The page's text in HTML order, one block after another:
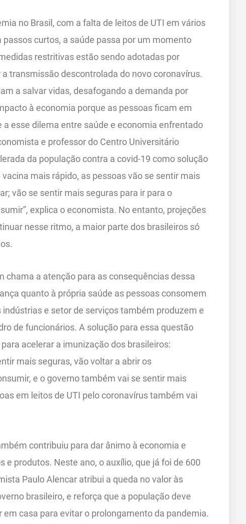
no Brasil, com a falta de leitos de UTI em vários
curtos, a saúde passa por um momento
restritivas estão sendo adotadas por
transmissão descontrolada do novo coronavírus.
a salvar vidas, desafogando a demanda por
à economia porque as pessoas ficam em
esse dilema entre saúde e economia enfrentado
e professor do Centro Universitário
da população contra a covid-19 como solução
mais rápido, as pessoas vão se sentir mais
vão se sentir mais seguras para ir para o
explica o economista. No entanto, projeções
nesse ritmo, a maior parte dos brasileiros só
chama a atenção para as consequências dessa
quanto à própria saúde as pessoas consomem
e setor de serviços também produzem e
de funcionários. A solução para essa questão
acelerar a imunização dos brasileiros:
mais seguras, vão voltar a abrir os
e o governo também vai se sentir mais
em leitos de UTI pelo coronavírus também vai
contribuiu para dar ânimo à economia e
e produtos. Neste ano, o auxílio, que já foi de 600
Paulo Alencar atribui a queda no valor às
brasileiro, e reforça que a população deve
casa para evitar o prolongamento da pandemia.